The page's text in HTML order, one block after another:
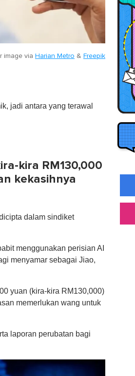
image via Harian Metro & Freepik
jadi antara yang terawal
kira RM130,000
kekasihnya
dalam sindiket
menggunakan perisian AI
menyamar sebagai Jiao,
yuan (kira-kira RM130,000)
memerlukan wang untuk
laporan perubatan bagi